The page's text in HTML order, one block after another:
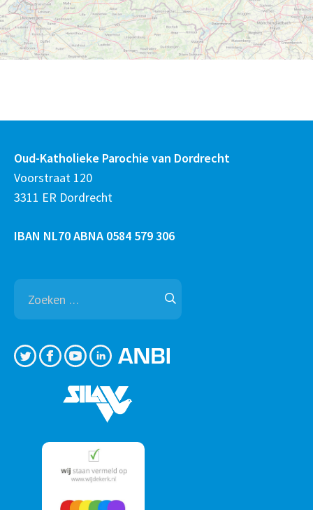
Oud-Katholieke Parochie van Dordrecht
Voorstraat 120
3311 ER Dordrecht
IBAN NL70 ABNA 0584 579 306
Zoeken
naar: